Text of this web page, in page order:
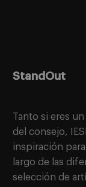
StandOut
Tanto si eres
del consejo,
inspiración
largo de las
selección de